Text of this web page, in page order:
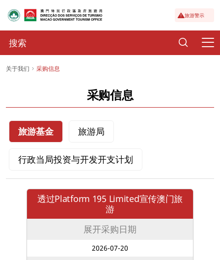
旅游警示
关于我们 采购信息
采购信息
旅游基金 旅游局
行政当局投资与开发开支计划
透过Platform 195 Limited宣传澳门旅
游
展开采购日期
2026-07-20